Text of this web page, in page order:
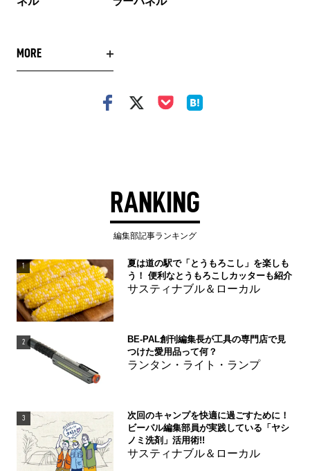
MORE
RANKING
編集部記事ランキング
1
夏は道の駅で「とうもろこし」を楽しも
う！ 便利なとうもろこしカッターも紹介
サスティナブル＆ローカル
2
BE-PAL創刊編集長が工具の専門店で見
つけた愛用品って何？
ランタン・ライト・ランプ
3
次回のキャンプを快適に過ごすために！
ビーパル編集部員が実践している「ヤシ
ノミ洗剤」活用術!!
サスティナブル＆ローカル